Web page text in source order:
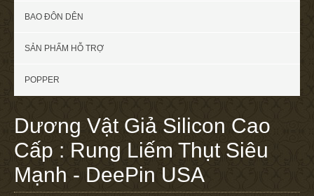
BAO ĐÔN DÊN
SẢN PHẨM HỖ TRỢ
POPPER
Dương Vật Giả Silicon Cao
Cấp : Rung Liếm Thụt Siêu
Mạnh - DeePin USA